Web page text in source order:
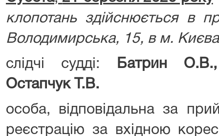
клопотань здійснюється в
Володимирська, 15, в м.
слідчі судді: Батрин О.В.,
Остапчук Т.В.
особа, відповідальна за
реєстрацію за вхідною